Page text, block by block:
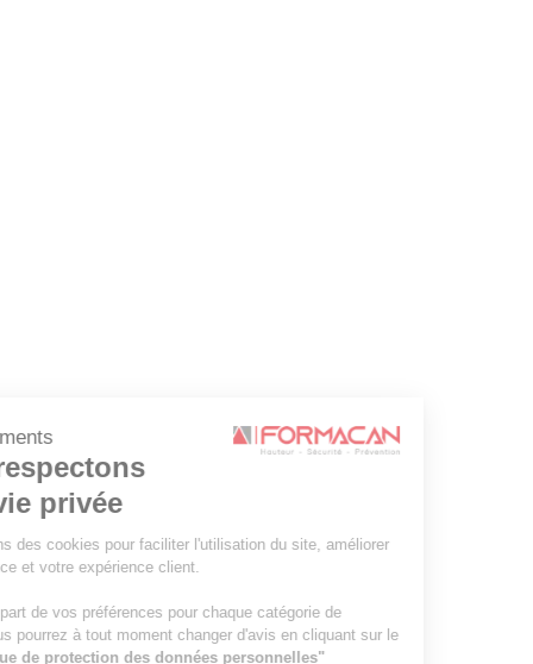
Consentements
Nous respectons
votre vie privée
Nous utilisons des cookies pour faciliter l'utilisation du site, améliorer
la performance et votre expérience client.
Faites-nous part de vos préférences pour chaque catégorie de
cookies. Vous pourrez à tout moment changer d'avis en cliquant sur le
lien"Politique de protection des données personnelles"